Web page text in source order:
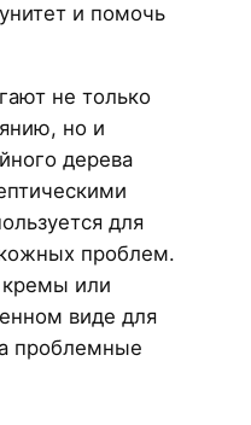
и помочь
не только
но и
дерева
для
проблем.
кремы или
виде для
проблемные